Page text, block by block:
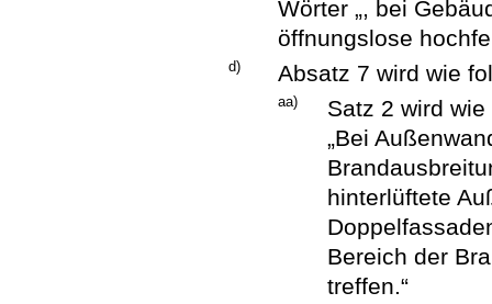
Wörter „, bei
öffnungslose
d) Absatz 7 wird wie
aa)
Satz 2 wird
„Bei
hinterlüftete
Bereich der
treffen.“